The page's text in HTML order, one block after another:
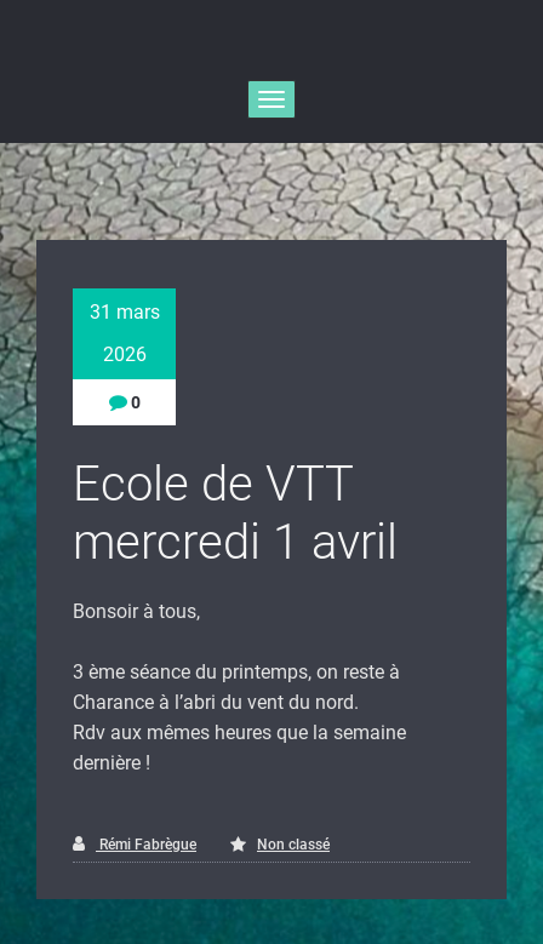
Afficher/masquer
la
navigation
31 mars
2026
0
Ecole de VTT
mercredi 1 avril
Bonsoir à tous,
3 ème séance du printemps, on reste à
Charance à l’abri du vent du nord.
Rdv aux mêmes heures que la semaine
dernière !
Rémi Fabrègue Non classé